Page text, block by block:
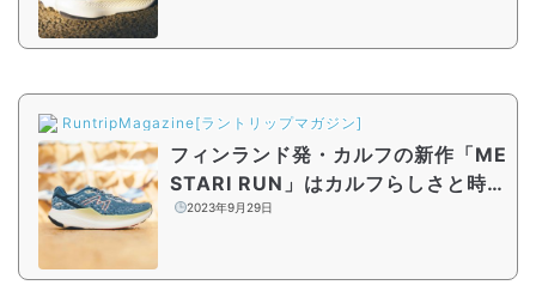
RuntripMagazine[ラントリップマガジン]
フィンランド発・カルフの新作「ME
STARI RUN」はカルフらしさと時代
のテクノロジーが融合したランニン
2023年9月29日